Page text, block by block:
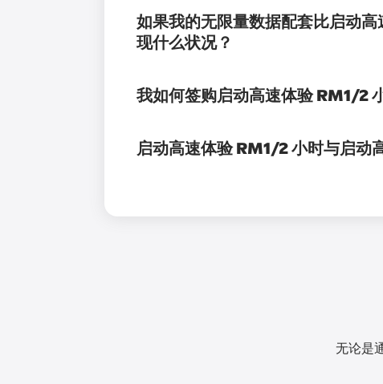
如果我的无限量数据配套比启动
现什么状况？
我如何签购启动高速体验 RM1/2
启动高速体验 RM1/2 小时与启
无论是